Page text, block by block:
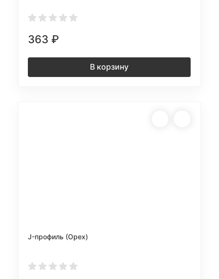
363₽
В корзину
J-профиль (Орех)